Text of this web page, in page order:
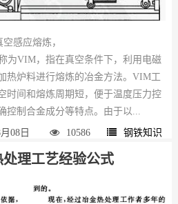
感应熔炼，
为VIM，指在真空条件下，利用电磁
热炉料进行熔炼的冶金方法。VIM工
时间和熔炼周期短，便于温度压力控
制合金成分等特点。由于以...
08日 10586 钢铁知识
理工艺经验公式